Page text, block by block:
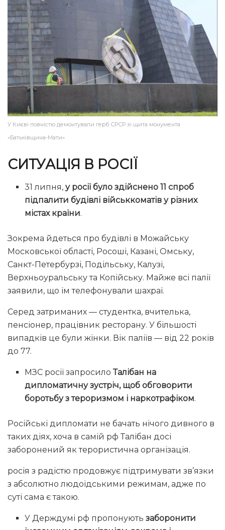
У Києві повністю демонтували герб СРСР зі щита монумента
«Батьківщина-Мати»
СИТУАЦІЯ В РОСІЇ
31 липня,у росії було здійснено 11 спроб
підпалити будівлі військкоматів у різних
містах країни.
Зокрема йдеться про будівлі в Можайську
Московської області, Росоші, Казані, Омську,
Санкт-Петербурзі, Подільську, Калузі,
Верхньоуральську та Копійську. Майже всі палії
заявили, що їм телефонували шахраї.
Серед затриманих — студентка, вчителька,
пенсіонер, працівник ресторану. У більшості
випадків це були жінки. Вік паліїв — від 22 років
до 77.
МЗС росії запросилоТалібан на
дипломатичну зустріч, щоб обговорити
боротьбу з тероризмом і наркотрафіком.
Російські дипломати не бачать нічого дивного в
таких діях, хоча в самій рф Талібан досі
заборонений як терористична організація.
росія з радістю продовжує підтримувати зв’язки
з абсолютно людоїдськими режимам, адже по
суті сама є такою.
У Держдумі рф пропонуютьзаборонити